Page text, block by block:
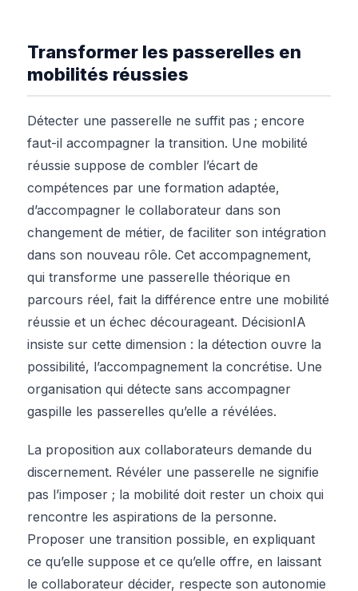
Transformer les passerelles en
mobilités réussies
Détecter une passerelle ne suffit pas ; encore
faut-il accompagner la transition. Une mobilité
réussie suppose de combler l’écart de
compétences par une formation adaptée,
d’accompagner le collaborateur dans son
changement de métier, de faciliter son intégration
dans son nouveau rôle. Cet accompagnement,
qui transforme une passerelle théorique en
parcours réel, fait la différence entre une mobilité
réussie et un échec décourageant. DécisionIA
insiste sur cette dimension : la détection ouvre la
possibilité, l’accompagnement la concrétise. Une
organisation qui détecte sans accompagner
gaspille les passerelles qu’elle a révélées.
La proposition aux collaborateurs demande du
discernement. Révéler une passerelle ne signifie
pas l’imposer ; la mobilité doit rester un choix qui
rencontre les aspirations de la personne.
Proposer une transition possible, en expliquant
ce qu’elle suppose et ce qu’elle offre, en laissant
le collaborateur décider, respecte son autonomie